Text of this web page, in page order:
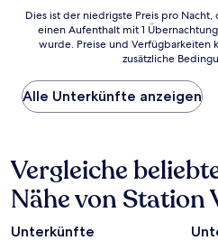
Dies
der
Preis
pro
Nacht,
den
letzten
24 Stunden
für
einen
Dies ist der niedrigste Preis pro
einen Aufenthalt mit 1
wurde. Preise und Verfügbarkeiten
zusätzliche
Alle Unterkünfte anzeigen
Vergleiche
Nähe von Station
Unterkünfte